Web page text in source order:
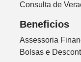
Consulta de
Beneficios
Assessoria
Bolsas e